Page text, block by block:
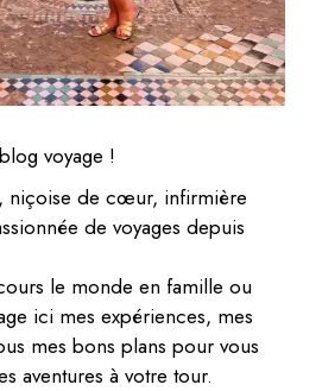
voyage !
niçoise de cœur, infirmière
de voyages depuis
le monde en famille ou
ici mes expériences, mes
mes bons plans pour vous
aventures à votre tour.